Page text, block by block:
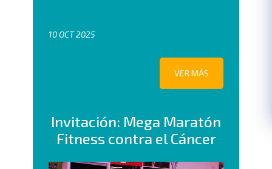
10 OCT 2025
VER MÁS
Invitación: Mega Maratón
Fitness contra el Cáncer